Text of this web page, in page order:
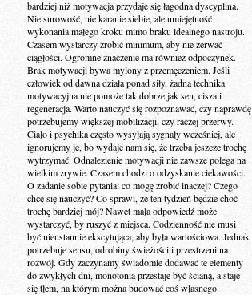
bardziej niż motywacja przydaje się łagodna dyscyplina.
Nie surowość, nie karanie siebie, ale umiejętność
wykonania małego kroku mimo braku idealnego nastroju.
Czasem wystarczy zrobić minimum, aby nie zerwać
ciągłości. Ogromne znaczenie ma również odpoczynek.
Brak motywacji bywa mylony z przemęczeniem. Jeśli
człowiek od dawna działa ponad siły, żadna technika
motywacyjna nie pomoże tak dobrze jak sen, cisza i
regeneracja. Warto nauczyć się rozpoznawać, czy naprawdę
potrzebujemy większej mobilizacji, czy raczej przerwy.
Ciało i psychika często wysyłają sygnały wcześniej, ale
ignorujemy je, bo wydaje nam się, że trzeba jeszcze trochę
wytrzymać. Odnalezienie motywacji nie zawsze polega na
wielkim zrywie. Czasem chodzi o odzyskanie ciekawości.
O zadanie sobie pytania: co mogę zrobić inaczej? Czego
chcę się nauczyć? Co sprawi, że ten tydzień będzie choć
trochę bardziej mój? Nawet mała odpowiedź może
wystarczyć, by ruszyć z miejsca. Codzienność nie musi
być nieustannie ekscytująca, aby była wartościowa. Jednak
potrzebuje sensu, odrobiny świeżości i przestrzeni na
rozwój. Gdy zaczynamy świadomie dodawać te elementy
do zwykłych dni, monotonia przestaje być ścianą, a staje
się tłem, na którym można budować coś własnego.